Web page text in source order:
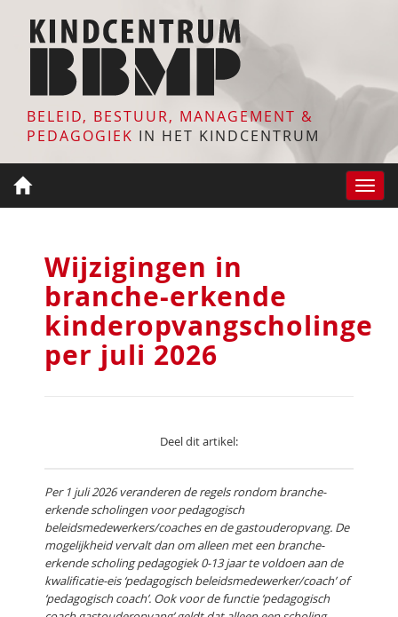
BELEID, BESTUUR, MANAGEMENT &
PEDAGOGIEK IN HET KINDCENTRUM
Toggle
Wijzigingen in
branche-erkende
kinderopvangscholingen
per juli 2026
Deel dit artikel:
Per 1 juli 2026 veranderen de regels rondom branche-
erkende scholingen voor pedagogisch
beleidsmedewerkers/coaches en de gastouderopvang. De
mogelijkheid vervalt dan om alleen met een branche-
erkende scholing pedagogiek 0-13 jaar te voldoen aan de
kwalificatie-eis ‘pedagogisch beleidsmedewerker/coach’ of
‘pedagogisch coach’. Ook voor de functie ‘pedagogisch